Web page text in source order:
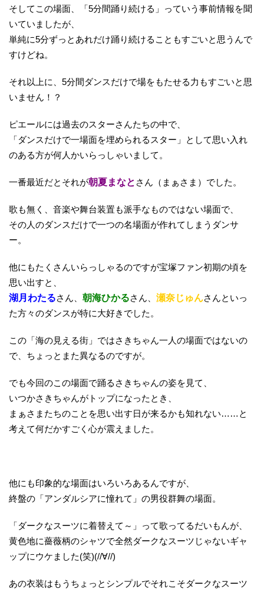
そしてこの場面、「5分間踊り続ける」っていう事前情報を聞
いていましたが、
単純に5分ずっとあれだけ踊り続けることもすごいと思うんで
すけどね。
それ以上に、5分間ダンスだけで場をもたせる力もすごいと思
いません！？
ピエールには過去のスターさんたちの中で、
「ダンスだけで一場面を埋められるスター」として思い入れ
のある方が何人かいらっしゃいまして。
一番最近だとそれが朝夏まなと さん（まぁさま）でした。
歌も無く、音楽や舞台装置も派手なものではない場面で、
その人のダンスだけで一つの名場面が作れてしまうダンサ
ー。
他にもたくさんいらっしゃるのですが宝塚ファン初期の頃を
思い出すと、
湖月わたるさん、 朝海ひかるさん、 瀬奈じゅんさんといっ
た方々のダンスが特に大好きでした。
この「海の見える街」ではさきちゃん一人の場面ではないの
で、ちょっとまた異なるのですが。
でも今回のこの場面で踊るさきちゃんの姿を見て、
いつかさきちゃんがトップになったとき、
まぁさまたちのことを思い出す日が来るかも知れない……と
考えて何だかすごく心が震えました。
他にも印象的な場面はいろいろあるんですが、
終盤の「アンダルシアに憧れて」の男役群舞の場面。
「ダークなスーツに着替えて～」って歌ってるだいもんが、
黄色地に薔薇柄のシャツで全然ダークなスーツじゃないギャ
ップにウケました(笑)(//∀//)
あの衣装はもうちょっとシンプルでそれこそダークなスーツ